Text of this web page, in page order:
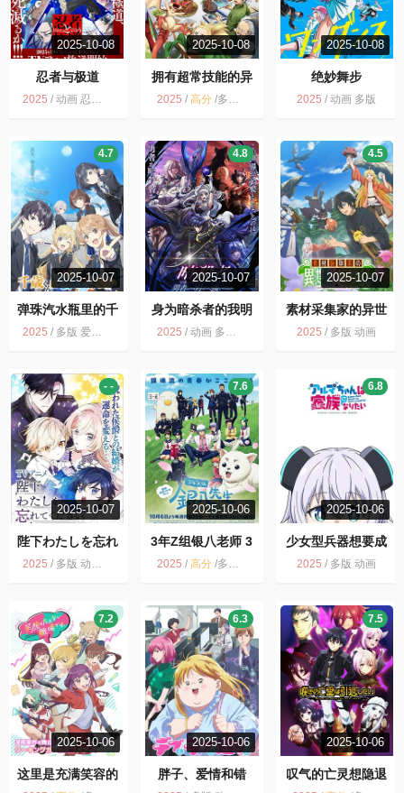
2025-10-08
忍者与极道
2025 / 动画 忍者与极道 多版
2025-10-08
拥有超常技能的异
世界流浪美食家
2025 /高分 /多版 奇幻 动画 喜剧
2025-10-08
绝妙舞步
2025 /动画 多版
2025-10-07
弹珠汽水瓶里的千
岁同学
4.7
2025 / 多版 爱情 动画 剧情
2025-10-07
身为暗杀者的我明
显比勇者还强
4.8
2025 /动画 多版 剧情 奇幻
2025-10-07
素材采集家的异世
界旅行记
4.5
2025 / 多版 动画
2025-10-07
陛下わたしを忘れ
てください
- -
2025 / 多版 动画 陛下，请忘记我吧！
2025-10-06
3年Z组银八老师 3
年Z組銀八先生
7.6
2025 /高分 /多版 动画
2025-10-06
少女型兵器想要成
为家人
6.8
2025 / 多版 动画
2025-10-06
这里是充满笑容的
7.2
2025-10-06
胖子、爱情和错
6.3
2025-10-06
叹气的亡灵想隐退
7.5